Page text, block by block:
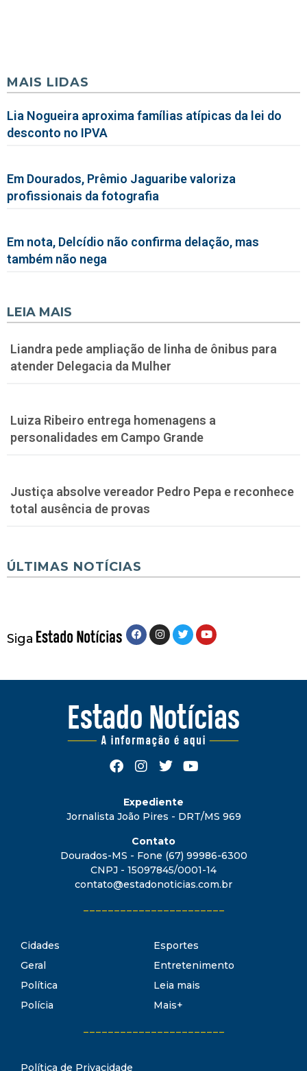
MAIS LIDAS
Lia Nogueira aproxima famílias atípicas da lei do
desconto no IPVA
Em Dourados, Prêmio Jaguaribe valoriza
profissionais da fotografia
Em nota, Delcídio não confirma delação, mas
também não nega
LEIA MAIS
Liandra pede ampliação de linha de ônibus para
atender Delegacia da Mulher
Luiza Ribeiro entrega homenagens a
personalidades em Campo Grande
Justiça absolve vereador Pedro Pepa e reconhece
total ausência de provas
ÚLTIMAS NOTÍCIAS
Siga
Expediente
Jornalista João Pires - DRT/MS 969
Contato
Dourados-MS - Fone (67) 99986-6300
CNPJ - 15097845/0001-14
contato@estadonoticias.com.br
Cidades
Geral
Política
Polícia
Esportes
Entretenimento
Leia mais
Mais+
Política de Privacidade